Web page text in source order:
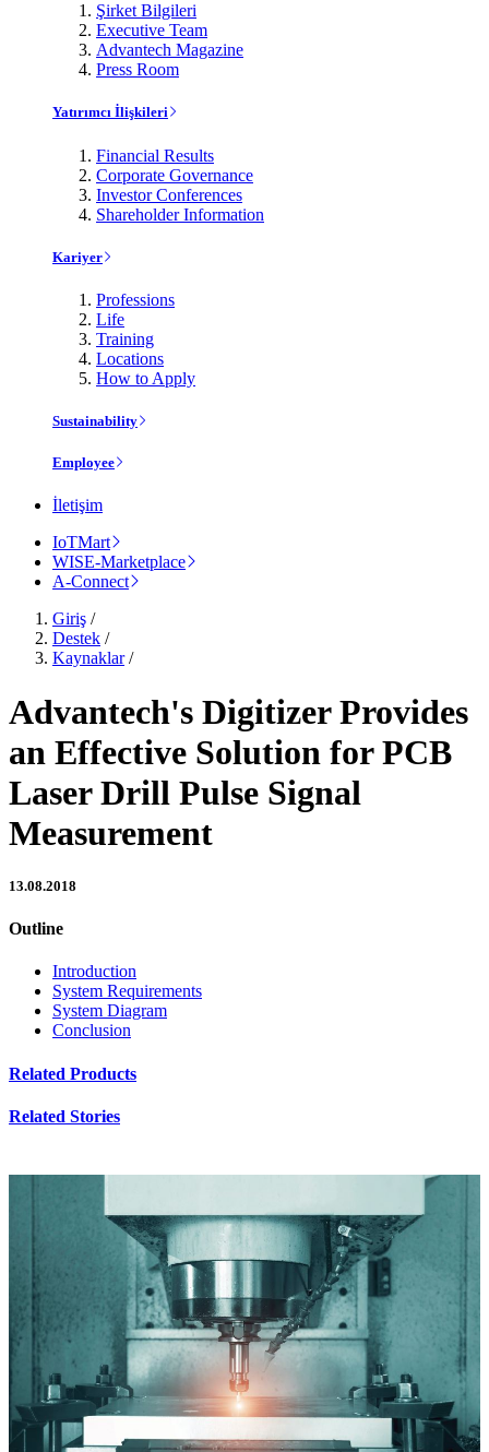
Şirket Bilgileri
Executive Team
Advantech Magazine
Press Room
Yatırımcı İlişkileri
Financial Results
Corporate Governance
Investor Conferences
Shareholder Information
Kariyer
Professions
Life
Training
Locations
How to Apply
Sustainability
Employee
İletişim
IoTMart
WISE-Marketplace
A-Connect
Giriş /
Destek /
Kaynaklar/
Advantech's Digitizer Provides
an Effective Solution for PCB
Laser Drill Pulse Signal
Measurement
13.08.2018
Outline
Introduction
System Requirements
System Diagram
Conclusion
Related Products
Related Stories